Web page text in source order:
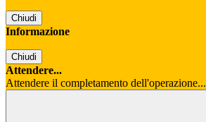
Chiudi
Informazione
Chiudi
Attendere...
Attendere il completamento dell'operazione...